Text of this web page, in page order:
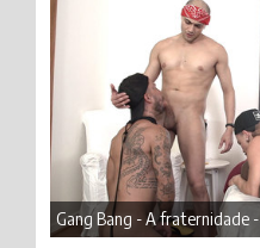
Gang Bang - A fraternidade -